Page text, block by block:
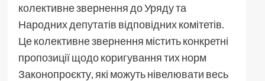
колективне звернення до Уряду та
Народних депутатів відповідних комітетів.
Це колективне звернення містить конкретні
пропозиції щодо коригування тих норм
Законопроєкту, які можуть нівелювати весь